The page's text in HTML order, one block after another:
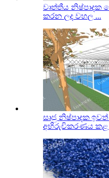
වෘත්තීය නිෂ්පාදක
කරන ලද වහල ...
සෘජු නිෂ්පාදක
අභිරුචිකරණය කළ